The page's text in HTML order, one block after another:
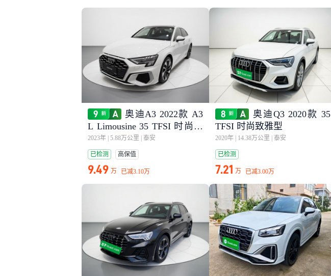
奥迪A3 2022款 A3
L Limousine 35 TFSI 时尚运
动型
2023年 5.88万公里 泰安
已检测 高保值
9.49 万 已减3.10万
奥迪Q3 2020款 35
TFSI 时尚致雅型
2020年 14.38万公里 泰安
已检测
7.21 万 已减3.00万